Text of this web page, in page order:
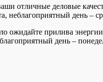
отличные деловые
неблагоприятный день –
ожидайте прилива
день –